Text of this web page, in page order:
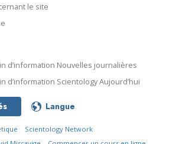
le site
d’information Nouvelles journalières
d’information Scientology Aujourd’hui
Langue
Scientology Network